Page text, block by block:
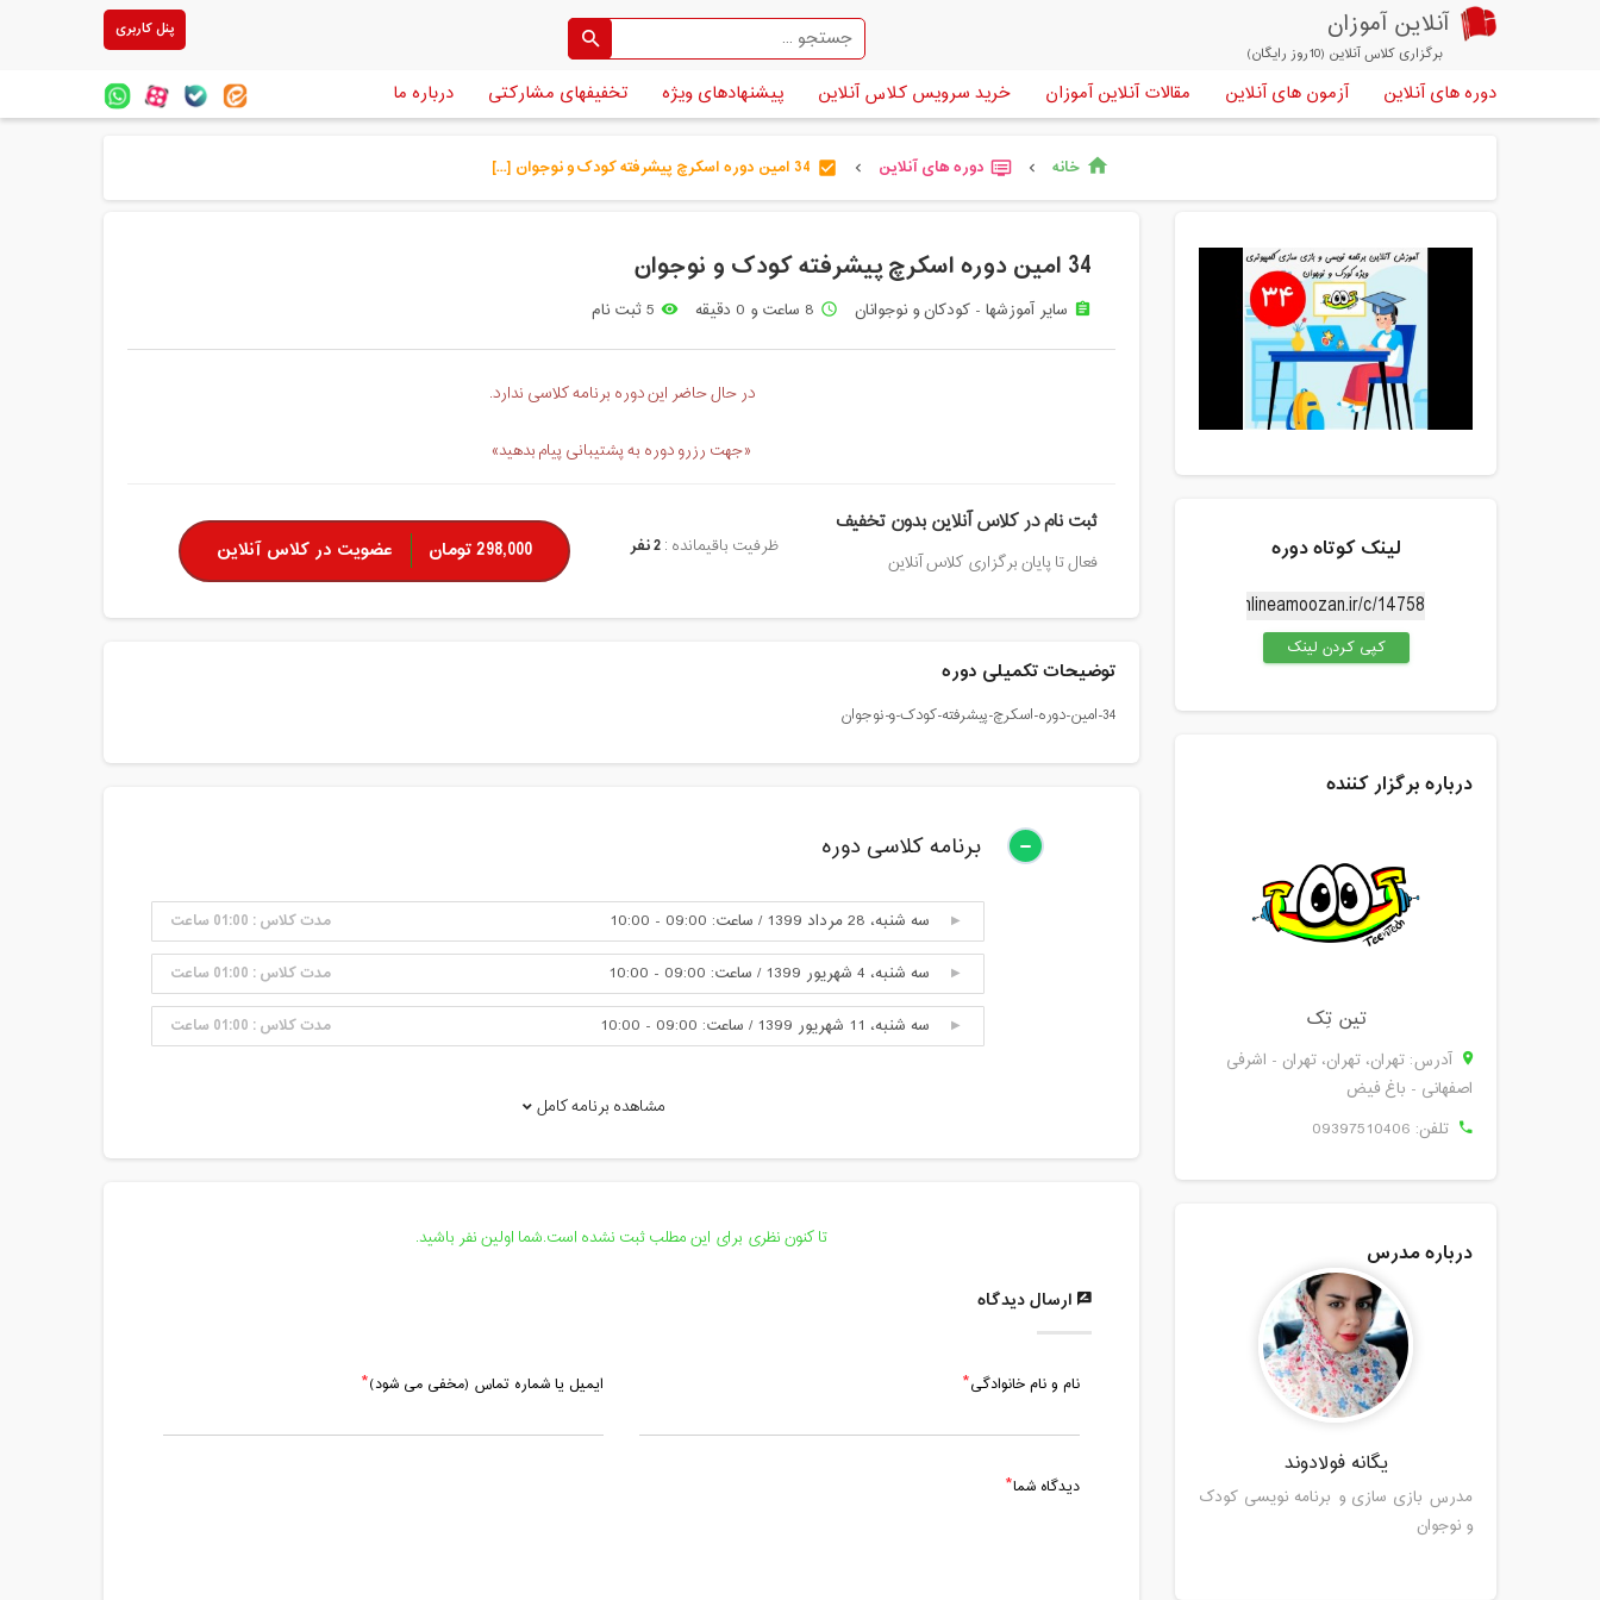
آنلاین آموزان
برگزاری کلاس آنلاین (10روز رایگان)
پنل کاربری
دوره های آنلاین آزمون های آنلاین مقالات آنلاین آموزان خرید سرویس کلاس آنلاین پیشنهادهای ویژه تخفیفهای مشارکتی درباره ما
home خانه chevron_left
dvr دوره های آنلاین chevron_left
check_box
34 امین دوره اسکرچ پیشرفته کودک و نوجوان
assignment سایر آموزشها - کودکان و نوجوانان access_time 8 ساعت و 0 دقیقه remove_red_eye 5 ثبت نام
در حال حاضر این دوره برنامه کلاسی ندارد.
«جهت رزرو دوره به پشتیبانی پیام بدهید»
ثبت نام در کلاس آنلاین بدون تخفیف
فعال تا پایان برگزاری کلاس آنلاین
ظرفیت باقیمانده :2 نفر 298,000 تومان عضویت در کلاس آنلاین
توضیحات تکمیلی دوره
34-امین-دوره-اسکرچ-پیشرفته-کودک-و-نوجوان
برنامه کلاسی دوره
سه شنبه، 28 مرداد 1399 / ساعت: 09:00 - 10:00 مدت کلاس : 01:00 ساعت
سه شنبه، 4 شهریور 1399 / ساعت: 09:00 - 10:00 مدت کلاس : 01:00 ساعت
سه شنبه، 11 شهریور 1399 / ساعت: 09:00 - 10:00 مدت کلاس : 01:00 ساعت
مشاهده برنامه کامل
تا کنون نظری برای این مطلب ثبت نشده است.شما اولین نفر باشید.
ارسال دیدگاه
نام و نام خانوادگی ایمیل یا شماره تماس (مخفی می شود)
دیدگاه شما
لینک کوتاه دوره
کپی کردن لینک
درباره برگزار کننده
تین تِک
آدرس: تهران، تهران، تهران - اشرفی
اصفهانی - باغ فیض
تلفن: 09397510406
درباره مدرس
یگانه فولادوند
مدرس بازی سازی و برنامه نویسی کودک
و نوجوان